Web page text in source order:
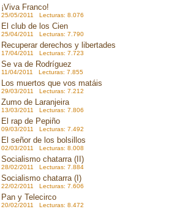
¡Viva Franco!
25/05/2011 Lecturas: 8.076
El club de los Cien
25/04/2011 Lecturas: 7.790
Recuperar derechos y libertades
17/04/2011 Lecturas: 7.723
Se va de Rodríguez
11/04/2011 Lecturas: 7.855
Los muertos que vos matáis
29/03/2011 Lecturas: 7.212
Zumo de Laranjeira
13/03/2011 Lecturas: 7.806
El rap de Pepiño
09/03/2011 Lecturas: 7.492
El señor de los bolsillos
02/03/2011 Lecturas: 8.008
Socialismo chatarra (II)
28/02/2011 Lecturas: 7.884
Socialismo chatarra (I)
22/02/2011 Lecturas: 7.606
Pan y Telecirco
20/02/2011 Lecturas: 8.472